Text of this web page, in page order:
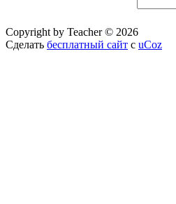
Copyright by Teacher © 2026
Сделать бесплатный сайт с uCoz